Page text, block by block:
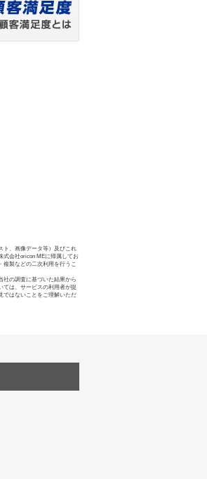
ト、画像データ等）及びこれ
式会社oricon MEに帰属してお
複製などの二次利用を行うこ
社の調査に基づいた結果から
ては、サービスの利用者が提
ではないことをご理解いただ